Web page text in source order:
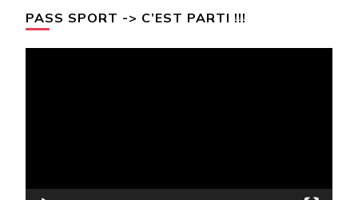
PASS SPORT -> C’EST PARTI !!!